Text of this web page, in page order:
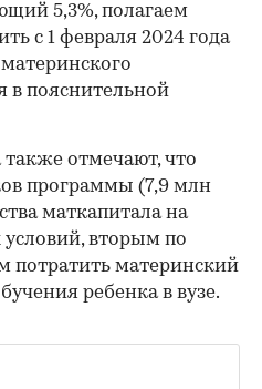
5,3%, полагаем
с 1 февраля 2024 года
в пояснительной
отмечают, что
программы (7,9 млн
маткапитала на
вторым по
потратить материнский
ребенка в вузе.